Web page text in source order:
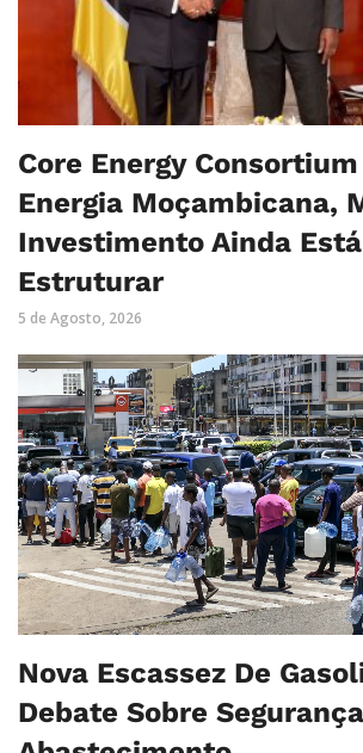
Core Energy
Energia Moçambicana,
Investimento Ainda
Estruturar
5 de Agosto, 2026
Nova Escassez De
Debate Sobre